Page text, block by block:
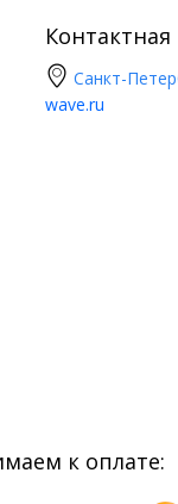
Санкт-
wave.ru
к оплате: